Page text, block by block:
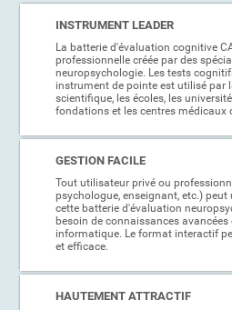
INSTRUMENT LEADER
La batterie d'évaluation cognitive
professionnelle créée par des
neuropsychologie. Les tests
instrument de pointe est utilisé par
scientifique, les écoles, les
fondations et les centres médicaux
GESTION FACILE
Tout utilisateur privé ou
psychologue, enseignant, etc.)
cette batterie d'évaluation
besoin de connaissances avancées
informatique. Le format interactif
et efficace.
HAUTEMENT ATTRACTIF